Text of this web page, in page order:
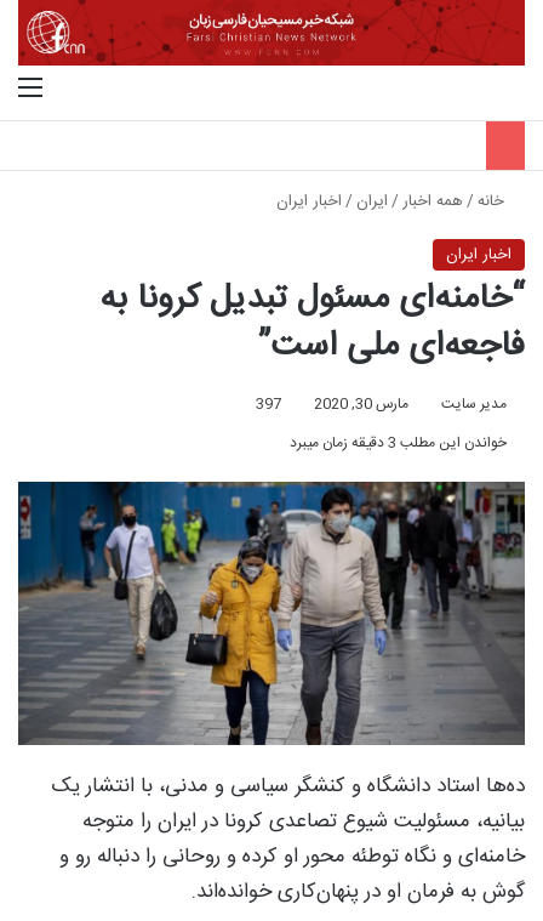
خانه/همه اخبار/ایران /اخبار ایران
اخبار ایران
“خامنه‌ای مسئول تبدیل کرونا به
فاجعه‌ای ملی است”
مدیر سایت مارس 30, 2020
397
خواندن این مطلب 3 دقیقه زمان میبرد
ده‌ها استاد دانشگاه و کنشگر سیاسی و مدنی، با انتشار یک
بیانیه، مسئولیت شیوع تصاعدی کرونا در ایران را متوجه
خامنه‌ای و نگاه توطئه محور او کرده‌ و روحانی را دنباله رو و
گوش به فرمان او در پنهان‌کاری خوانده‌اند.